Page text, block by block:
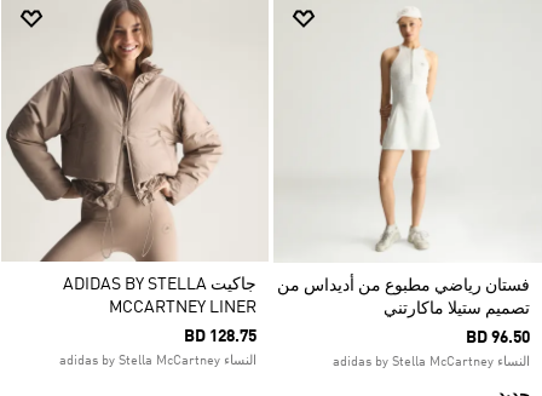
فستان رياضي مطبوع من أديداس من
تصميم ستيلا ماكارتني
BD 96.50
النساء adidas by Stella McCartney
جاكيت ADIDAS BY STELLA
MCCARTNEY LINER
BD 128.75
النساء adidas by Stella McCartney